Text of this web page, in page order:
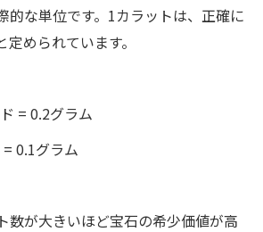
的な単位です。1カラットは、正確に
められています。
= 0.2グラム
0.1グラム
数が大きいほど宝石の希少価値が高